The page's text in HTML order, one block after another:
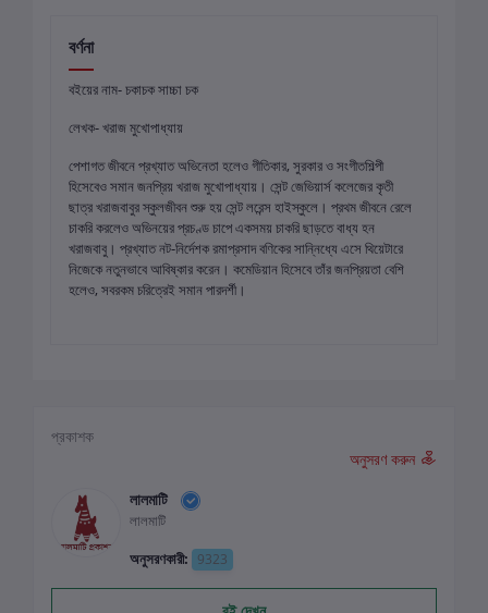
বর্ণনা
বইয়ের নাম- চকাচক সাচ্চা চক
লেখক- খরাজ মুখোপাধ্যায়
পেশাগত জীবনে প্রখ্যাত অভিনেতা হলেও গীতিকার, সুরকার ও সংগীতশিল্পী
হিসেবেও সমান জনপ্রিয় খরাজ মুখোপাধ্যায়। সেন্ট জেভিয়ার্স কলেজের কৃতী
ছাত্র খরাজবাবুর স্কুলজীবন শুরু হয় সেন্ট লরেন্স হাইস্কুলে। প্রথম জীবনে রেলে
চাকরি করলেও অভিনয়ের প্রচণ্ড চাপে একসময় চাকরি ছাড়তে বাধ্য হন
খরাজবাবু। প্রখ্যাত নট-নির্দেশক রমাপ্রসাদ বণিকের সান্নিধ্যে এসে থিয়েটারে
নিজেকে নতুনভাবে আবিষ্কার করেন। কমেডিয়ান হিসেবে তাঁর জনপ্রিয়তা বেশি
হলেও, সবরকম চরিত্রেই সমান পারদর্শী।
প্রকাশক
অনুসরণ করুন
লালমাটি
লালমাটি
অনুসরণকারী: 9323